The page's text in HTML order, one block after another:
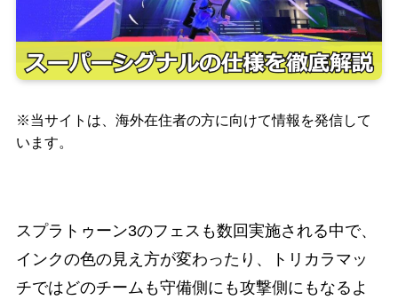
※当サイトは、海外在住者の方に向けて情報を発信して
います。
スプラトゥーン3のフェスも数回実施される中で、
インクの色の見え方が変わったり、トリカラマッ
チではどのチームも守備側にも攻撃側にもなるよ